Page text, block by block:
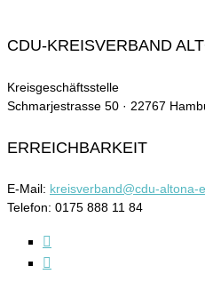
CDU-KREISVERBAND
Kreisgeschäftsstelle
Schmarjestrasse 50 · 22767
ERREICHBARKEIT
E-Mail: kreisverband@cdu-altona-
Telefon: 0175 888 11 84